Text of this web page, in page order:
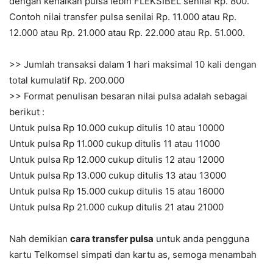
Contoh nilai transfer pulsa senilai Rp. 11.000 atau Rp.
12.000 atau Rp. 21.000 atau Rp. 22.000 atau Rp. 51.000.
>> Jumlah transaksi dalam 1 hari maksimal 10 kali dengan
total kumulatif Rp. 200.000
>> Format penulisan besaran nilai pulsa adalah sebagai
berikut :
Untuk pulsa Rp 10.000 cukup ditulis 10 atau 10000
Untuk pulsa Rp 11.000 cukup ditulis 11 atau 11000
Untuk pulsa Rp 12.000 cukup ditulis 12 atau 12000
Untuk pulsa Rp 13.000 cukup ditulis 13 atau 13000
Untuk pulsa Rp 15.000 cukup ditulis 15 atau 16000
Untuk pulsa Rp 21.000 cukup ditulis 21 atau 21000
Nah demikian cara transfer pulsa untuk anda pengguna
kartu Telkomsel simpati dan kartu as, semoga menambah